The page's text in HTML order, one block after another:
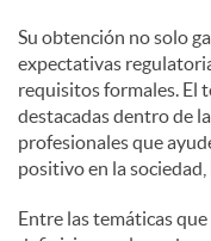
Su obtención no solo
expectativas
requisitos formales. El
destacadas dentro de
profesionales que
positivo en la
Entre las temáticas